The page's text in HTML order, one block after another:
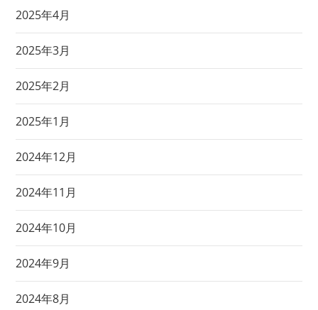
2025年4月
2025年3月
2025年2月
2025年1月
2024年12月
2024年11月
2024年10月
2024年9月
2024年8月